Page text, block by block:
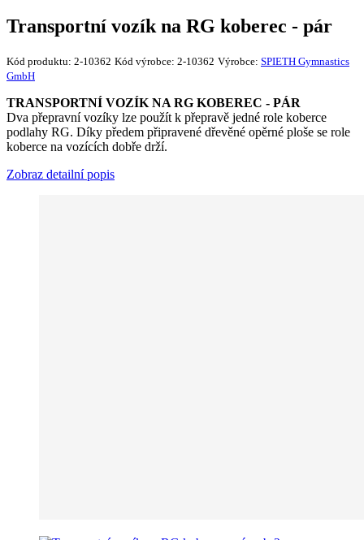
Transportní vozík na RG koberec - pár
Kód produktu: 2-10362 Kód výrobce: 2-10362 Výrobce: SPIETH Gymnastics
GmbH
TRANSPORTNÍ VOZÍK NA RG KOBEREC - PÁR
Dva přepravní vozíky lze použít k přepravě jedné role koberce
podlahy RG. Díky předem připravené dřevěné opěrné ploše se role
koberce na vozících dobře drží.
Zobraz detailní popis